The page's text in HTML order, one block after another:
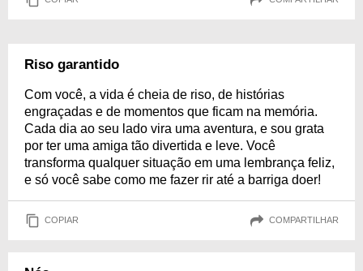
Riso garantido
Com você, a vida é cheia de riso, de histórias
engraçadas e de momentos que ficam na memória.
Cada dia ao seu lado vira uma aventura, e sou grata
por ter uma amiga tão divertida e leve. Você
transforma qualquer situação em uma lembrança feliz,
e só você sabe como me fazer rir até a barriga doer!
COPIAR COMPARTILHAR